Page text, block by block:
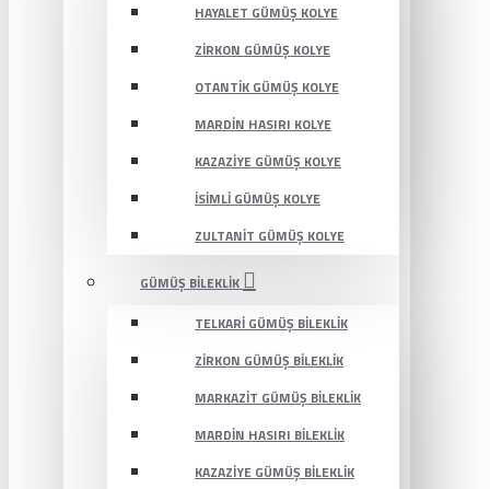
HAYALET GÜMÜŞ KOLYE
ZIRKON GÜMÜŞ KOLYE
OTANTIK GÜMÜŞ KOLYE
MARDIN HASIRI KOLYE
KAZAZIYE GÜMÜŞ KOLYE
İSIMLI GÜMÜŞ KOLYE
ZULTANIT GÜMÜŞ KOLYE
GÜMÜŞ BILEKLIK
TELKARI GÜMÜŞ BILEKLIK
ZIRKON GÜMÜŞ BILEKLIK
MARKAZIT GÜMÜŞ BILEKLIK
MARDIN HASIRI BILEKLIK
KAZAZIYE GÜMÜŞ BILEKLIK